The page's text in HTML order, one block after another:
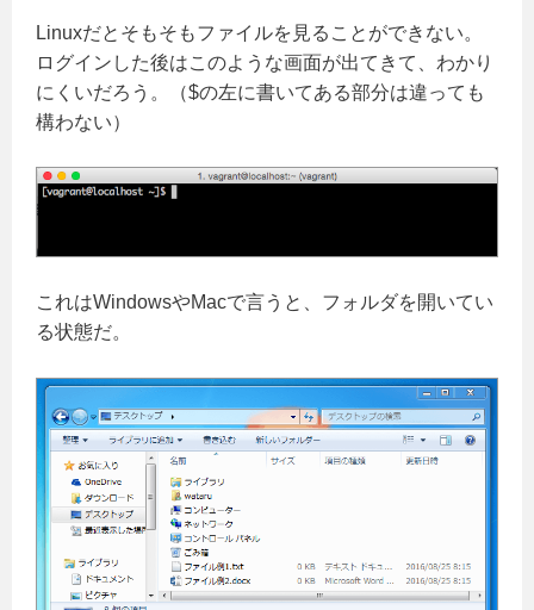
Linuxだとそもそもファイルを見ることができない。
ログインした後はこのような画面が出てきて、わかり
にくいだろう。（$の左に書いてある部分は違っても
構わない）
これはWindowsやMacで言うと、フォルダを開いてい
る状態だ。